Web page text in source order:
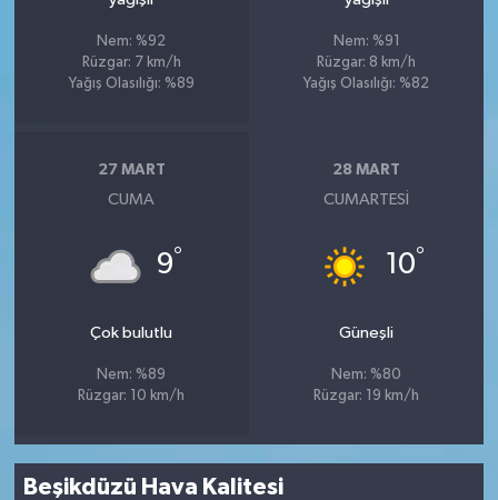
Nem: %92
Rüzgar: 7 km/h
Yağış Olasılığı: %89
Nem: %91
Rüzgar: 8 km/h
Yağış Olasılığı: %82
27 MART
CUMA
9°
Çok bulutlu
Nem: %89
Rüzgar: 10 km/h
28 MART
CUMARTESI
10°
Güneşli
Nem: %80
Rüzgar: 19 km/h
Beşikdüzü Hava Kalitesi